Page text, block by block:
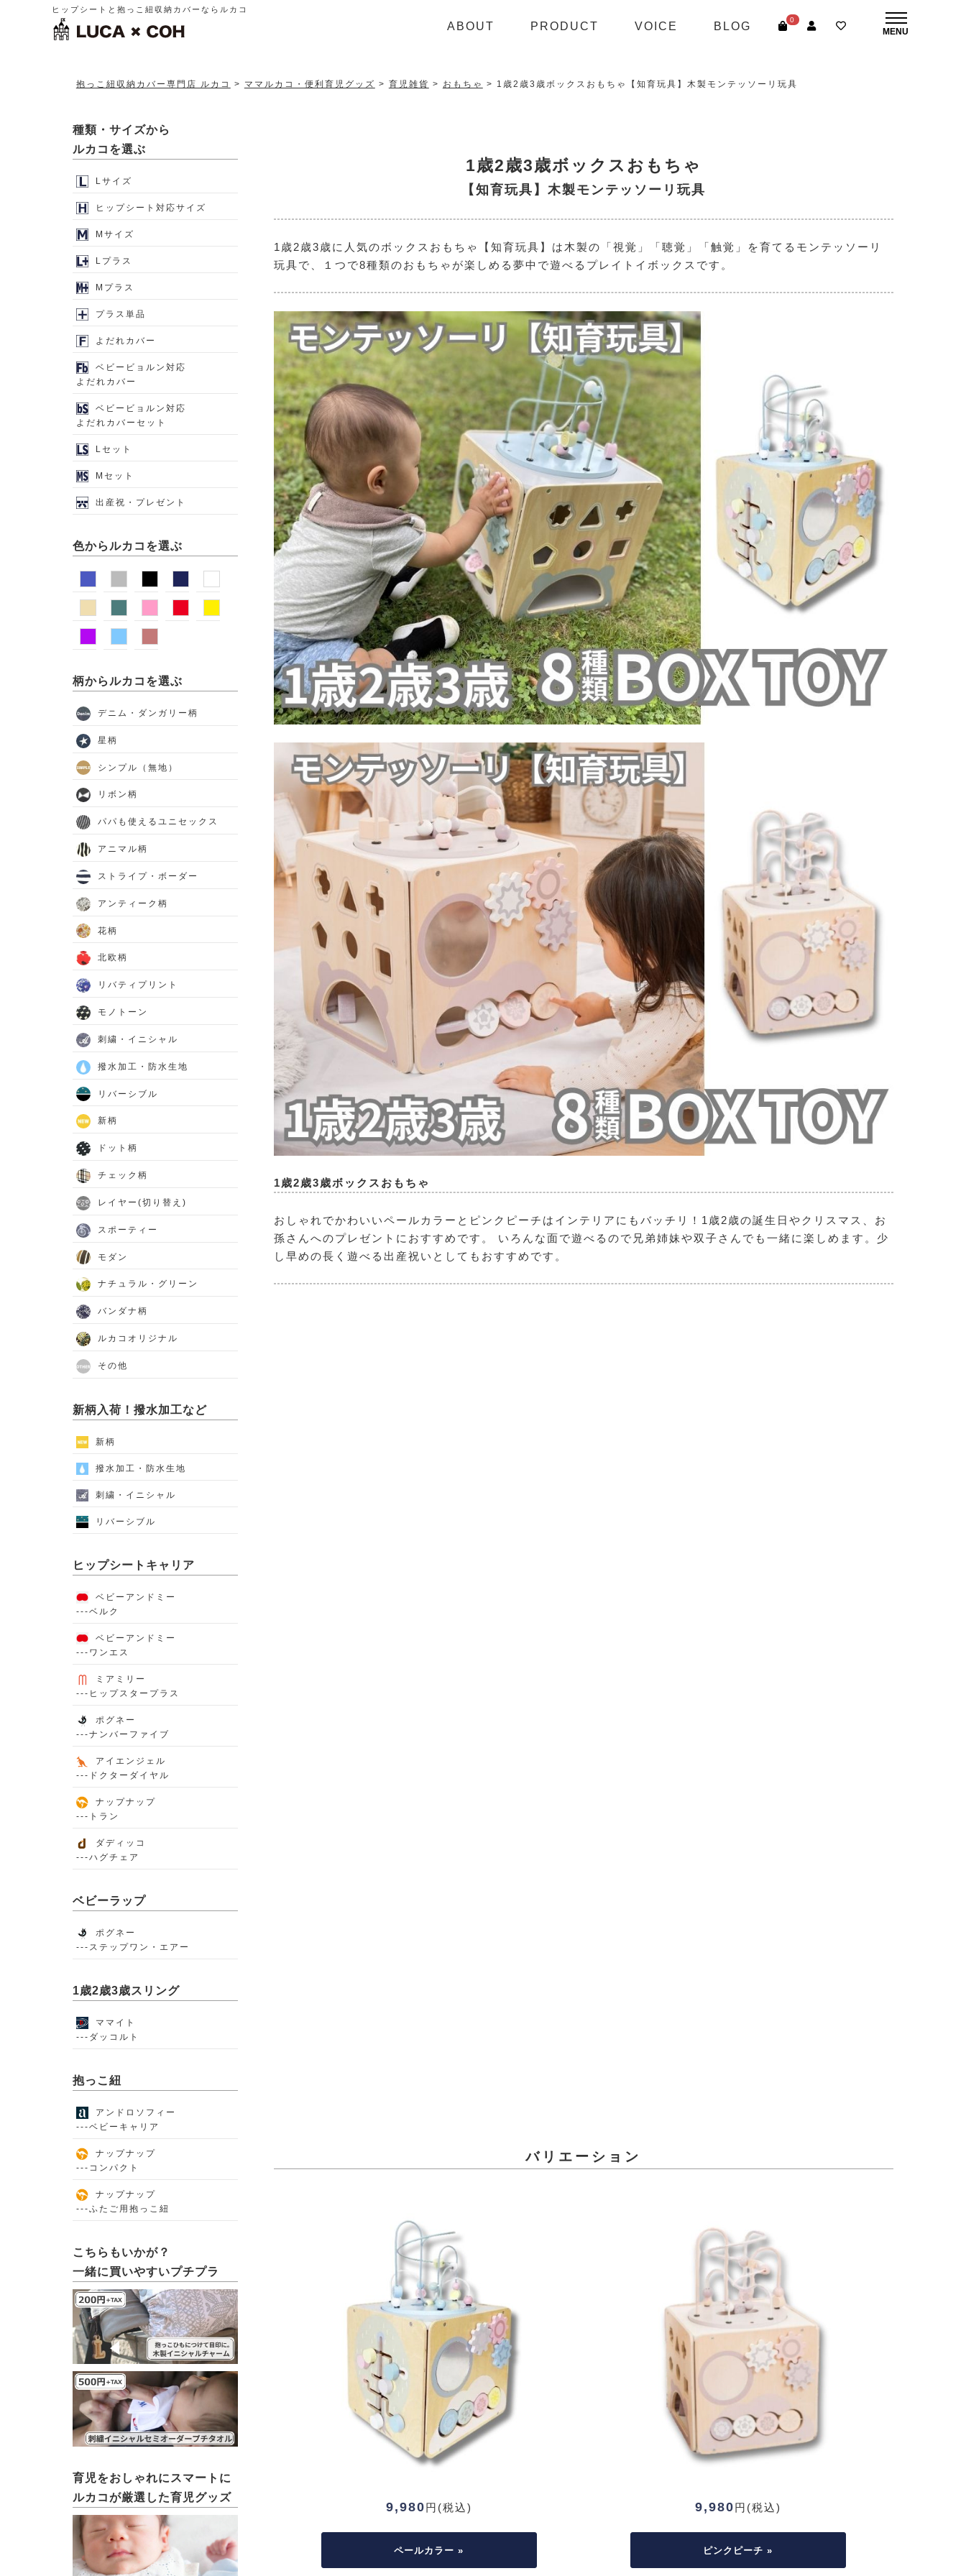
ヒップシートと抱っこ紐収納カバーならルカコ
ABOUT PRODUCT VOICE BLOG
0
抱っこ紐収納カバー専門店 ルカコ ママルカコ・便利育児グッズ 育児雑貨 おもちゃ 1歳2歳3歳ボックスおもちゃ【知育玩具】木製モンテッソーリ玩具
1歳2歳3歳ボックスおもちゃ
【知育玩具】木製モンテッソーリ玩具
1歳2歳3歳に人気のボックスおもちゃ【知育玩具】は木製の「視覚」「聴覚」「触覚」を育てるモンテッソーリ
玩具で、１つで8種類のおもちゃが楽しめる夢中で遊べるプレイトイボックスです。
1歳2歳3歳ボックスおもちゃ
おしゃれでかわいいペールカラーとピンクピーチはインテリアにもバッチリ！1歳2歳の誕生日やクリスマス、お
孫さんへのプレゼントにおすすめです。 いろんな面で遊べるので兄弟姉妹や双子さんでも一緒に楽しめます。少
し早めの長く遊べる出産祝いとしてもおすすめです。
バリエーション
9,980円(税込)
ペールカラー »
9,980円(税込)
ピンクピーチ »
種類・サイズから
ルカコを選ぶ
Lサイズ
ヒップシート対応サイズ
Mサイズ
Lプラス
Mプラス
プラス単品
よだれカバー
ベビービョルン対応
よだれカバー
ベビービョルン対応
よだれカバーセット
Lセット
Mセット
出産祝・プレゼント
色からルカコを選ぶ
柄からルカコを選ぶ
デニム・ダンガリー柄
星柄
シンプル（無地）
リボン柄
パパも使えるユニセックス
アニマル柄
ストライプ・ボーダー
アンティーク柄
花柄
北欧柄
リバティプリント
モノトーン
刺繍・イニシャル
撥水加工・防水生地
リバーシブル
新柄
ドット柄
チェック柄
レイヤー(切り替え)
スポーティー
モダン
ナチュラル・グリーン
バンダナ柄
ルカコオリジナル
その他
新柄入荷！撥水加工など
新柄
撥水加工・防水生地
刺繍・イニシャル
リバーシブル
ヒップシートキャリア
ベビーアンドミー
---ベルク
ベビーアンドミー
---ワンエス
ミアミリー
---ヒップスタープラス
ポグネー
---ナンバーファイブ
アイエンジェル
---ドクターダイヤル
ナップナップ
---トラン
ダディッコ
---ハグチェア
ベビーラップ
ポグネー
---ステップワン・エアー
1歳2歳3歳スリング
ママイト
---ダッコルト
抱っこ紐
アンドロソフィー
---ベビーキャリア
ナップナップ
---コンパクト
ナップナップ
---ふたご用抱っこ紐
こちらもいかが？
一緒に買いやすいプチプラ
育児をおしゃれにスマートに
ルカコが厳選した育児グッズ